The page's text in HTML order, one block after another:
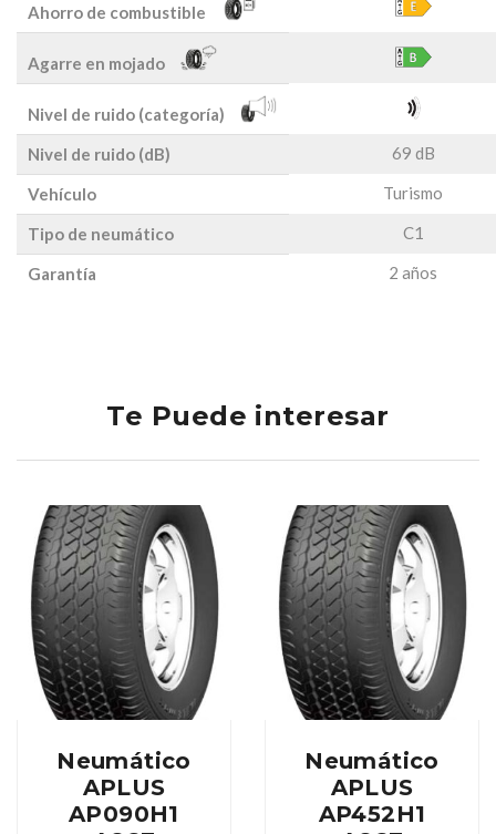
Ahorro de combustible
Agarre en mojado
Nivel de ruido (categoría)
Nivel de ruido (dB)
69 dB
Vehículo Turismo
Tipo de neumático C1
Garantía 2 años
Te Puede interesar
Neumático
APLUS
AP090H1
Neumático
APLUS
AP452H1